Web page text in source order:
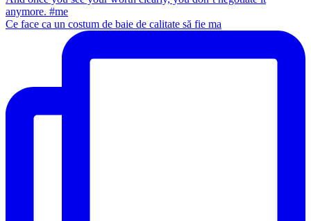
Ce face ca un costum de baie de calitate să fie ma